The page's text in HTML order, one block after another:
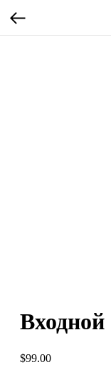
$99.00